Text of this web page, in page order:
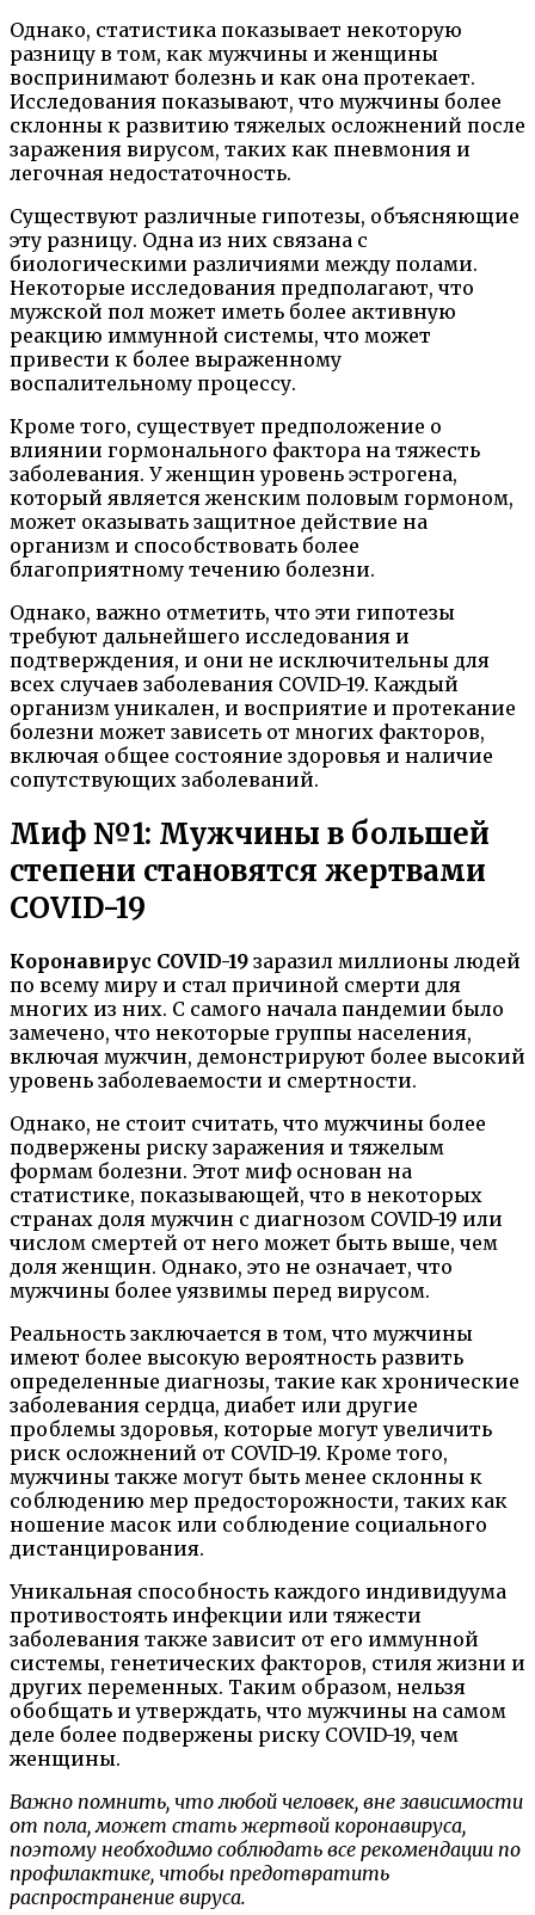
Однако, статистика показывает некоторую
разницу в том, как мужчины и женщины
воспринимают болезнь и как она протекает.
Исследования показывают, что мужчины более
склонны к развитию тяжелых осложнений после
заражения вирусом, таких как пневмония и
легочная недостаточность.
Существуют различные гипотезы, объясняющие
эту разницу. Одна из них связана с
биологическими различиями между полами.
Некоторые исследования предполагают, что
мужской пол может иметь более активную
реакцию иммунной системы, что может
привести к более выраженному
воспалительному процессу.
Кроме того, существует предположение о
влиянии гормонального фактора на тяжесть
заболевания. У женщин уровень эстрогена,
который является женским половым гормоном,
может оказывать защитное действие на
организм и способствовать более
благоприятному течению болезни.
Однако, важно отметить, что эти гипотезы
требуют дальнейшего исследования и
подтверждения, и они не исключительны для
всех случаев заболевания COVID-19. Каждый
организм уникален, и восприятие и протекание
болезни может зависеть от многих факторов,
включая общее состояние здоровья и наличие
сопутствующих заболеваний.
Миф №1: Мужчины в большей
степени становятся жертвами
COVID-19
Коронавирус COVID-19 заразил миллионы людей
по всему миру и стал причиной смерти для
многих из них. С самого начала пандемии было
замечено, что некоторые группы населения,
включая мужчин, демонстрируют более высокий
уровень заболеваемости и смертности.
Однако, не стоит считать, что мужчины более
подвержены риску заражения и тяжелым
формам болезни. Этот миф основан на
статистике, показывающей, что в некоторых
странах доля мужчин с диагнозом COVID-19 или
числом смертей от него может быть выше, чем
доля женщин. Однако, это не означает, что
мужчины более уязвимы перед вирусом.
Реальность заключается в том, что мужчины
имеют более высокую вероятность развить
определенные диагнозы, такие как хронические
заболевания сердца, диабет или другие
проблемы здоровья, которые могут увеличить
риск осложнений от COVID-19. Кроме того,
мужчины также могут быть менее склонны к
соблюдению мер предосторожности, таких как
ношение масок или соблюдение социального
дистанцирования.
Уникальная способность каждого индивидуума
противостоять инфекции или тяжести
заболевания также зависит от его иммунной
системы, генетических факторов, стиля жизни и
других переменных. Таким образом, нельзя
обобщать и утверждать, что мужчины на самом
деле более подвержены риску COVID-19, чем
женщины.
Важно помнить, что любой человек, вне зависимости
от пола, может стать жертвой коронавируса,
поэтому необходимо соблюдать все рекомендации по
профилактике, чтобы предотвратить
распространение вируса.